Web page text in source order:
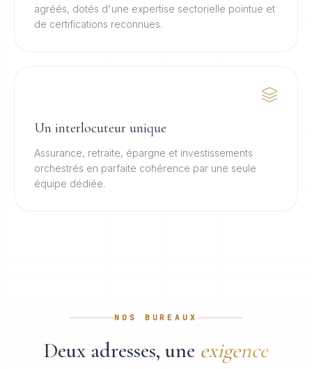
agréés, dotés d'une expertise sectorielle pointue et
de certifications reconnues.
Un interlocuteur unique
Assurance, retraite, épargne et investissements
orchestrés en parfaite cohérence par une seule
équipe dédiée.
NOS BUREAUX
Deux adresses, une exigence